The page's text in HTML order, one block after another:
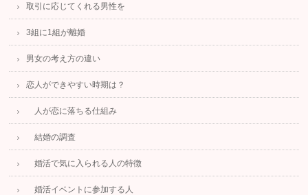
取引に応じてくれる男性を
3組に1組が離婚
男女の考え方の違い
恋人ができやすい時期は？
人が恋に落ちる仕組み
結婚の調査
婚活で気に入られる人の特徴
婚活イベントに参加する人